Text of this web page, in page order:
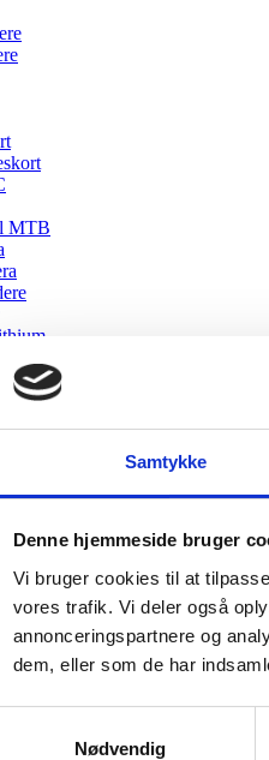
Samtykke
Denne hjemmeside bruger
Vi bruger cookies til at
vores trafik. Vi deler også
annonceringspartnere og
dem, eller som de har
Nødvendig
MTB
Lygter & tilbehør
Tilbehør